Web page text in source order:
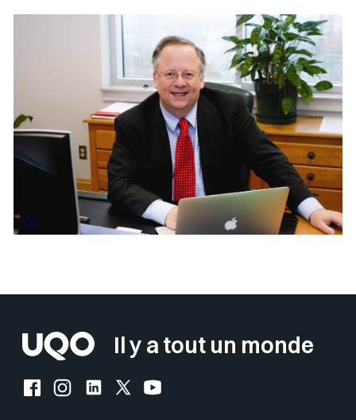
Il y a tout un monde
Facebook de l'UQO
Instagram de l'UQO
LinkedIn de l'UQO
X (Twitter) de l'UQO
YouTube de l'UQO